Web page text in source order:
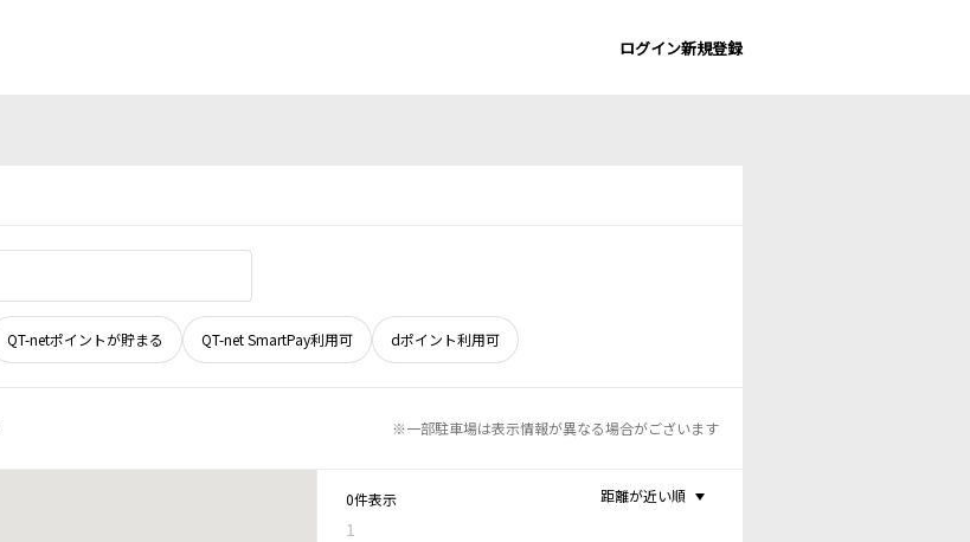
ログイン新規登録
QT-netポイントが貯まる QT-net SmartPay利用可 dポイント利用可
※一部駐車場は表示情報が異なる場合がございます
0件表示
1
距離が近い順